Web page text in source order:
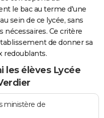
le bac au terme d'une
sein de ce lycée, sans
Ce critère
de donner sa
redoublants.
les élèves Lycée
ministère de